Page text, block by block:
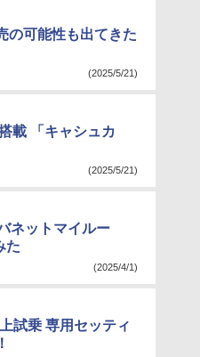
の可能性も出てきた
(2025/5/21)
載 「キャシュカ
(2025/5/21)
ネットマイルー
た
(2025/4/1)
試乗 専用セッティ